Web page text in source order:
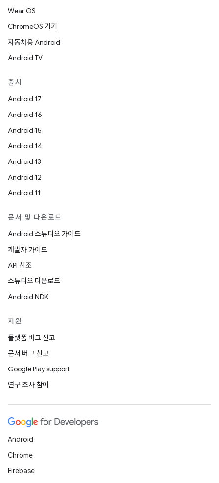
Wear OS
ChromeOS 기기
자동차용 Android
Android TV
출시
Android 17
Android 16
Android 15
Android 14
Android 13
Android 12
Android 11
문서 및 다운로드
Android 스튜디오 가이드
개발자 가이드
API 참조
스튜디오 다운로드
Android NDK
지원
플랫폼 버그 신고
문서 버그 신고
Google Play support
연구 조사 참여
Android
Chrome
Firebase